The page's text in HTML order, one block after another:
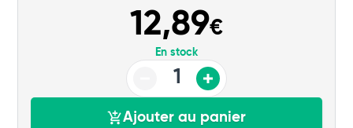
12,89€
En stock
Ajouter au panier